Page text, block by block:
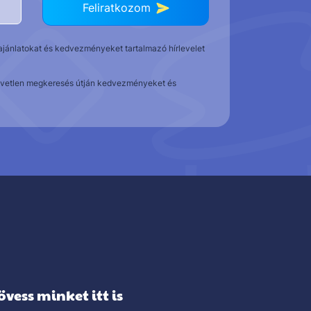
Feliratkozom
és kedvezményeket tartalmazó hírlevelet
megkeresés útján kedvezményeket és
minket itt is